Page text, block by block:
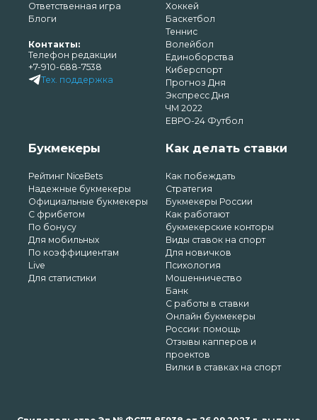
Ответственная игра
Блоги
Контакты:
Телефон редакции
+7-910-688-7538
Тех. поддержка
Хоккей
Баскетбол
Теннис
Волейбол
Единоборства
Киберспорт
Прогноз Дня
Экспресс Дня
ЧМ 2022
ЕВРО-24 Футбол
Букмекеры
Рейтинг NiceBets
Надежные букмекеры
Официальные букмекеры
С фрибетом
По бонусу
Для мобильных
По коэффициентам
Live
Для статистики
Как делать ставки
Как побеждать
Стратегия
Букмекеры России
Как работают
букмекерские конторы
Виды ставок на спорт
Для новичков
Психология
Мошенничество
Банк
С работы в ставки
Онлайн букмекеры
России: помощь
Отзывы капперов и
проектов
Вилки в ставках на спорт